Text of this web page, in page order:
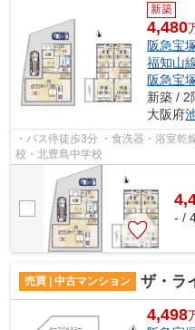
新築
4,480
阪急宝
福知山
阪急宝
新築 / 2
大阪府
・バス停徒歩3分 ・食洗器・浴室
校・北豊島中学校
- /
売買 | 中古マンション ザ・ラ
4,498